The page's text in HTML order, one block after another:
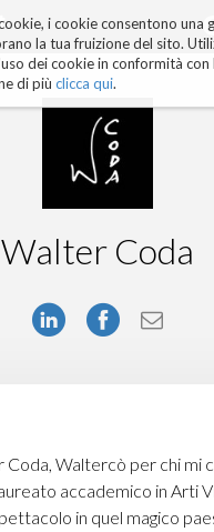
i cookie consentono una
la tua fruizione del sito.
dei cookie in conformità con
di più clicca qui.
ai
contenuti.
|
navigazione
Walter Coda
Coda, Waltercò per chi mi
accademico in Arti
in quel magico